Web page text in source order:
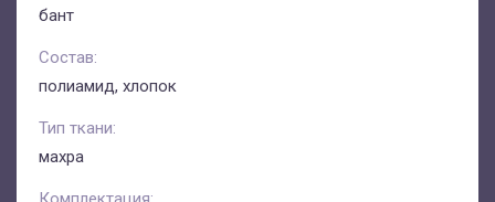
бант
Состав:
полиамид, хлопок
Тип ткани:
махра